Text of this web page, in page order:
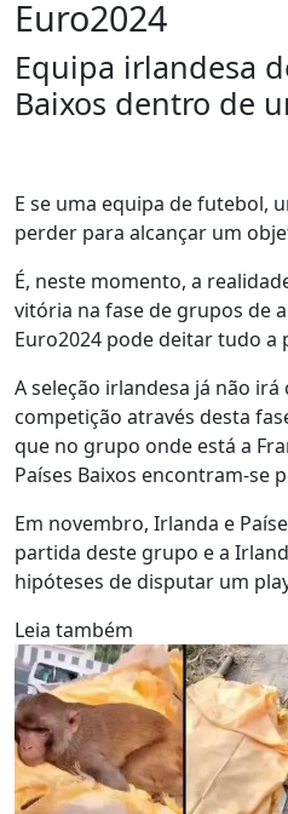
Euro2024
Equipa irlandesa
Baixos dentro de
E se uma equipa de futebol,
perder para alcançar um
É, neste momento, a
vitória na fase de grupos de
Euro2024 pode deitar tudo a
A seleção irlandesa já não
competição através desta
que no grupo onde está a
Países Baixos encontram-se
Em novembro, Irlanda e
partida deste grupo e a
hipóteses de disputar um
Leia também